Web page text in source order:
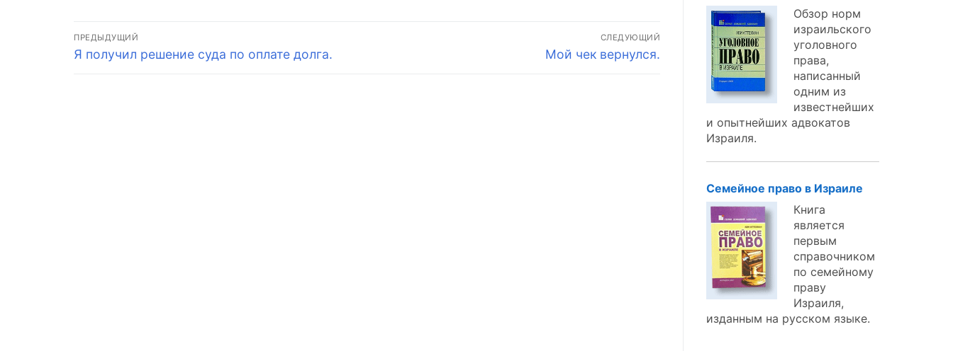
Навигация
по
ПРЕДЫДУЩИЙ
Предыдущая
Я получил решение суда по оплате долга.
СЛЕДУЮЩИЙ
Следующая
Мой чек вернулся.
Обзор норм
израильского
уголовного
права,
написанный
одним из
известнейших
и опытнейших адвокатов
Израиля.
Семейное право в Израиле
Книга
является
первым
справочником
по семейному
праву
Израиля,
изданным на русском языке.